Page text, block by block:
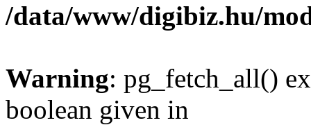
/data/www/digibiz.hu/
Warning: pg_fetch_all()
boolean given in